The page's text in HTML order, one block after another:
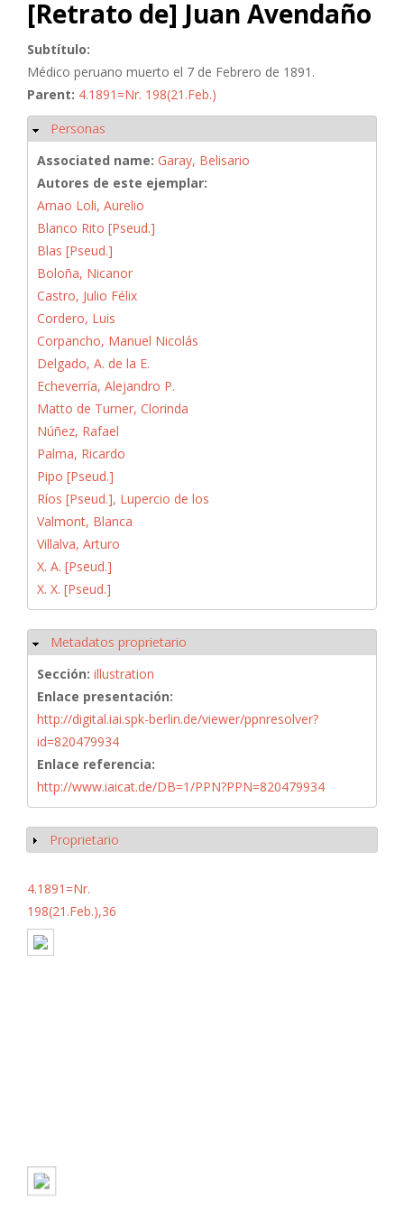
[Retrato de] Juan Avendaño
Subtítulo:
Médico peruano muerto el 7 de Febrero de 1891.
Parent: 4.1891=Nr. 198(21.Feb.)
Ocultar
Personas
Associated name: Garay, Belisario
Autores de este ejemplar:
Arnao Loli, Aurelio
Blanco Rito [Pseud.]
Blas [Pseud.]
Boloña, Nicanor
Castro, Julio Félix
Cordero, Luis
Corpancho, Manuel Nicolás
Delgado, A. de la E.
Echeverría, Alejandro P.
Matto de Turner, Clorinda
Núñez, Rafael
Palma, Ricardo
Pipo [Pseud.]
Ríos [Pseud.], Lupercio de los
Valmont, Blanca
Villalva, Arturo
X. A. [Pseud.]
X. X. [Pseud.]
Ocultar
Metadatos proprietario
Sección: illustration
Enlace presentación:
http://digital.iai.spk-berlin.de/viewer/ppnresolver?
id=820479934
Enlace referencia:
http://www.iaicat.de/DB=1/PPN?PPN=820479934
Mostrar
Proprietario
4.1891=Nr.
198(21.Feb.),36